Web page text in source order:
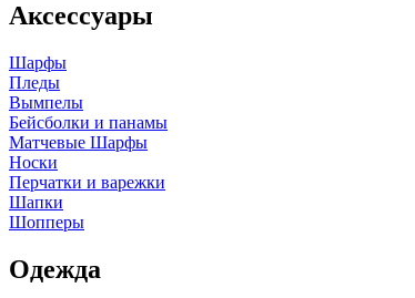
Аксессуары
Шарфы
Пледы
Вымпелы
Бейсболки и панамы
Матчевые Шарфы
Носки
Перчатки и варежки
Шапки
Шопперы
Одежда